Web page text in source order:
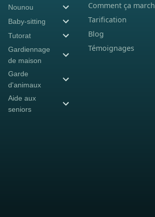
Nounou
Baby-sitting
Tutorat
Gardiennage
de maison
Garde
d'animaux
Aide aux
seniors
Comment ça
Tarification
Blog
Témoignages